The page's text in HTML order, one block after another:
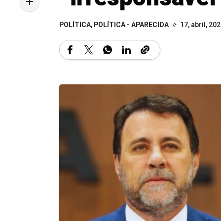
POLÍTICA,POLÍTICA - APARECIDA 17, abril,